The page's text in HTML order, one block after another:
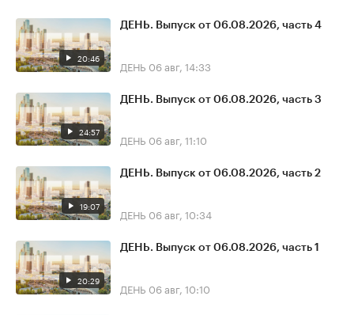
20:46
ДЕНЬ. Выпуск от 06.08.2026, часть 4
ДЕНЬ 06 авг, 14:33
24:57
ДЕНЬ. Выпуск от 06.08.2026, часть 3
ДЕНЬ 06 авг, 11:10
19:07
ДЕНЬ. Выпуск от 06.08.2026, часть 2
ДЕНЬ 06 авг, 10:34
20:29
ДЕНЬ. Выпуск от 06.08.2026, часть 1
ДЕНЬ 06 авг, 10:10